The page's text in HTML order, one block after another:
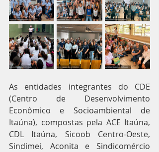
As entidades integrantes do CDE
(Centro de Desenvolvimento
Econômico e Socioambiental de
Itaúna), compostas pela ACE Itaúna,
CDL Itaúna, Sicoob Centro-Oeste,
Sindimei, Aconita e Sindicomércio